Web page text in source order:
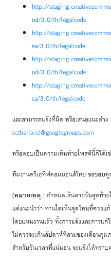
http://
nd/3.0/th/legalcode
http://
sa/3.0/th/legalcode
http://
nd/3.0/th/legalcode
http://
sa/3.0/th/legalcode
และสามารถแจ้งที่ผิด หรือเสนอแนะต่า
ccthailand@googlegroups.com
หรือตอบเป็นความเห็นท้ายโพสต์นี้ก็ได้
ทีมงานครีเอทีฟคอมมอนส์ไทย ขอขอบ
(หมายเหตุ : กำหนดเส้นตายวันสุดท้า
แต่แนะนำว่า ท่านใดเห็นจุดไหนที่ควรแ
โดยแผนงานแล้ว ทั้งการแจ้งและการแก้
ไม่ควรจะเกินสัปดาห์ที่สามของเดือน
สำหรับวันเวลาที่แน่นอน จะแจ้งให้ทราบ